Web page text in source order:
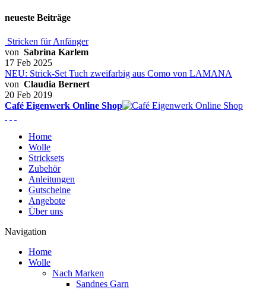
neueste Beiträge
Stricken für Anfänger
von Sabrina Karlem
17 Feb 2025
NEU: Strick-Set Tuch zweifarbig aus Como von LAMANA
von Claudia Bernert
20 Feb 2019
Café Eigenwerk Online Shop
Home
Wolle
Stricksets
Zubehör
Anleitungen
Gutscheine
Angebote
Über uns
Navigation
Home
Wolle
Nach Marken
Sandnes Garn